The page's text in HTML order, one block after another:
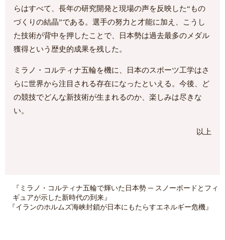
らはすべて、長年の研究開発と現場の声を反映した“もの
づくりの結晶”である。選手の努力と才能に加え、こうし
た技術が背中を押したことで、日本勢は過去最多のメダル
獲得という歴史的成果を残した。
ミラノ・コルティナ五輪を機に、日本のスポーツ工学はさ
らに世界から注目される存在になったといえる。今後、ど
の競技でどんな新技術が生まれるのか、楽しみは尽きな
い。
以上
『ミラノ・コルティナ五輪で輝いた日本勢 ─ スノーボードとフィ
ギュアが示した新時代の到来』
『イランのホルムズ海峡封鎖が日本にもたらすエネルギー危機』